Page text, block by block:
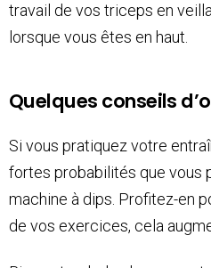
travail de vos triceps en
lorsque vous êtes en haut.
Quelques conseils
Si vous pratiquez votre
fortes probabilités que vous
machine à dips. Profitez-en
de vos exercices, cela